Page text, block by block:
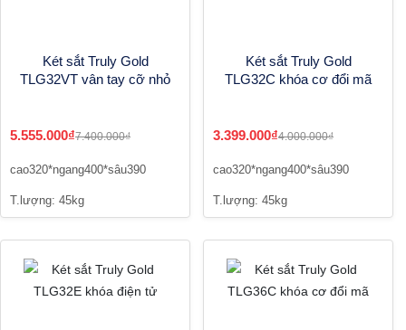
Két sắt Truly Gold
TLG32VT vân tay cỡ nhỏ
5.555.000₫7.400.000₫
cao320*ngang400*sâu390
T.lượng: 45kg
Két sắt Truly Gold
TLG32C khóa cơ đổi mã
3.399.000₫4.000.000₫
cao320*ngang400*sâu390
T.lượng: 45kg